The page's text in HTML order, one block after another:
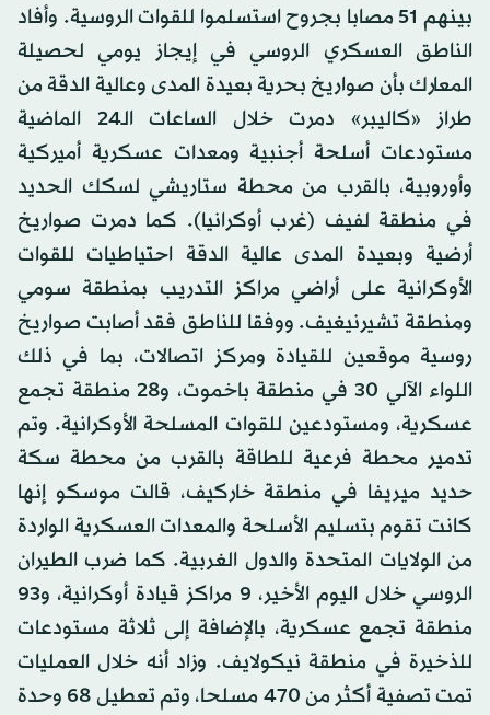
بينهم 51 مصابا بجروح استسلموا للقوات الروسية. وأفاد
الناطق العسكري الروسي في إيجاز يومي لحصيلة
المعارك بأن صواريخ بحرية بعيدة المدى وعالية الدقة من
طراز «كاليبر» دمرت خلال الساعات الـ24 الماضية
مستودعات أسلحة أجنبية ومعدات عسكرية أميركية
وأوروبية، بالقرب من محطة ستاريشي لسكك الحديد
في منطقة لفيف (غرب أوكرانيا). كما دمرت صواريخ
أرضية وبعيدة المدى عالية الدقة احتياطيات للقوات
الأوكرانية على أراضي مراكز التدريب بمنطقة سومي
ومنطقة تشيرنيغيف. ووفقا للناطق فقد أصابت صواريخ
روسية موقعين للقيادة ومركز اتصالات، بما في ذلك
اللواء الآلي 30 في منطقة باخموت، و28 منطقة تجمع
عسكرية، ومستودعين للقوات المسلحة الأوكرانية. وتم
تدمير محطة فرعية للطاقة بالقرب من محطة سكة
حديد ميريفا في منطقة خاركيف، قالت موسكو إنها
كانت تقوم بتسليم الأسلحة والمعدات العسكرية الواردة
من الولايات المتحدة والدول الغربية. كما ضرب الطيران
الروسي خلال اليوم الأخير، 9 مراكز قيادة أوكرانية، و93
منطقة تجمع عسكرية، بالإضافة إلى ثلاثة مستودعات
للذخيرة في منطقة نيكولايف. وزاد أنه خلال العمليات
تمت تصفية أكثر من 470 مسلحا، وتم تعطيل 68 وحدة